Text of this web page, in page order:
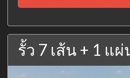
รั้ว 7 เส้น + 1 แ